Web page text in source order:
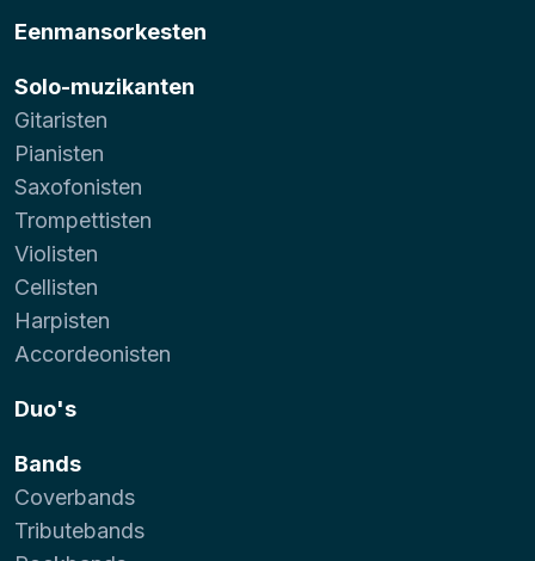
Eenmansorkesten
Solo-muzikanten
Gitaristen
Pianisten
Saxofonisten
Trompettisten
Violisten
Cellisten
Harpisten
Accordeonisten
Duo's
Bands
Coverbands
Tributebands